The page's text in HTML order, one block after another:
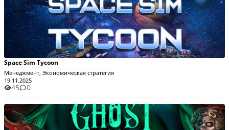
Space Sim Tycoon
Менеджмент, Экономическая стратегия
19.11.2025
45 0